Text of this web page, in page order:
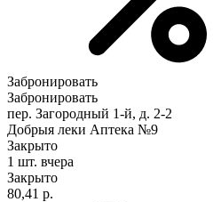
Забронировать
Забронировать
пер. Загородный 1-й, д. 2-2
Добрыя леки Аптека №9
Закрыто
1 шт. вчера
Закрыто
80,41 р.